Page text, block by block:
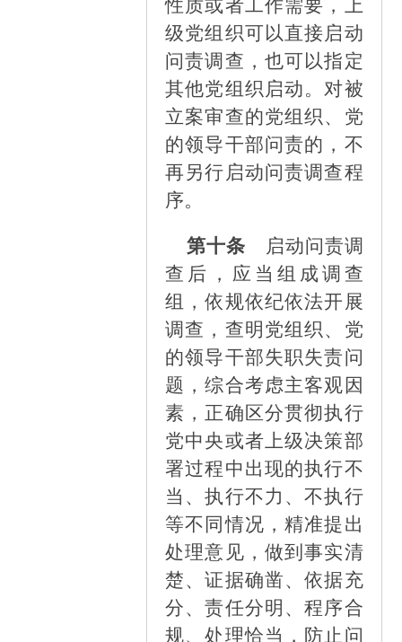
性质或者工作需要，上
级党组织可以直接启动
问责调查，也可以指定
其他党组织启动。对被
立案审查的党组织、党
的领导干部问责的，不
再另行启动问责调查程
序。
第十条
启动问责调
查后，应当组成调查
组，依规依纪依法开展
调查，查明党组织、党
的领导干部失职失责问
题，综合考虑主客观因
素，正确区分贯彻执行
党中央或者上级决策部
署过程中出现的执行不
当、执行不力、不执行
等不同情况，精准提出
处理意见，做到事实清
楚、证据确凿、依据充
分、责任分明、程序合
规、处理恰当，防止问